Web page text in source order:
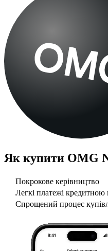
Як купити OMG
Покрокове керівництво
Легкі платежі кредитною
Спрощений процес